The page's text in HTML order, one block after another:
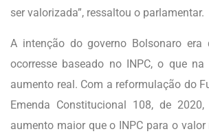
ser valorizada”, ressaltou o parlamentar.
A intenção do governo Bolsonaro era
ocorresse baseado no INPC, o que
aumento real. Com a reformulação do
Emenda Constitucional 108, de
aumento maior que o INPC para o